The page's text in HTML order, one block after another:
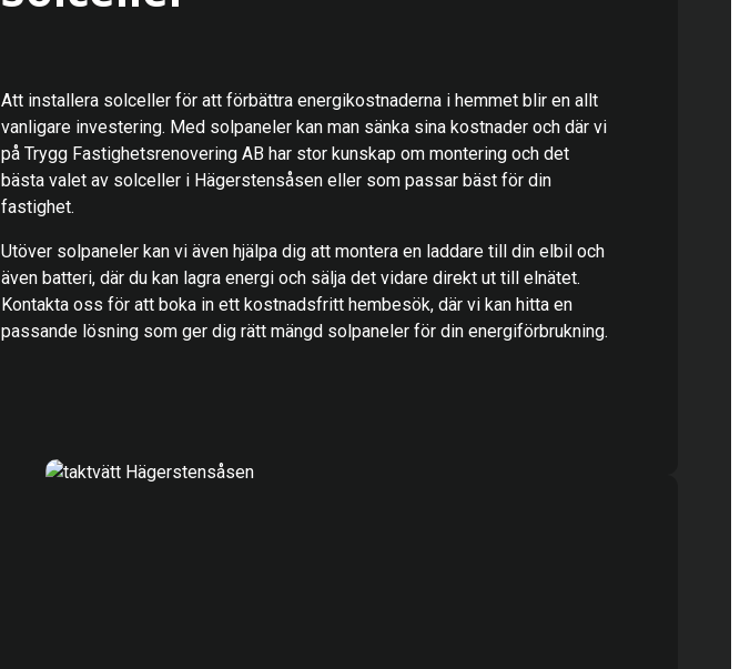
Att installera solceller för att förbättra energikostnaderna i hemmet blir en allt
vanligare investering. Med solpaneler kan man sänka sina kostnader och där vi
på Trygg Fastighetsrenovering AB har stor kunskap om montering och det
bästa valet av solceller i Hägerstensåsen eller som passar bäst för din
fastighet.
Utöver solpaneler kan vi även hjälpa dig att montera en laddare till din elbil och
även batteri, där du kan lagra energi och sälja det vidare direkt ut till elnätet.
Kontakta oss för att boka in ett kostnadsfritt hembesök, där vi kan hitta en
passande lösning som ger dig rätt mängd solpaneler för din energiförbrukning.